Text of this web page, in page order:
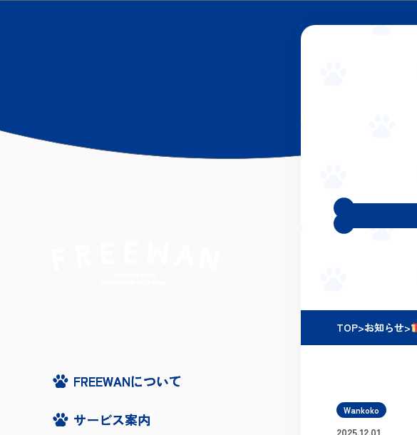
FREEWANについて
サービス案内
FREEWANについて
サービス案内
TOP>お知らせ>
Wankoko
2025.12.01